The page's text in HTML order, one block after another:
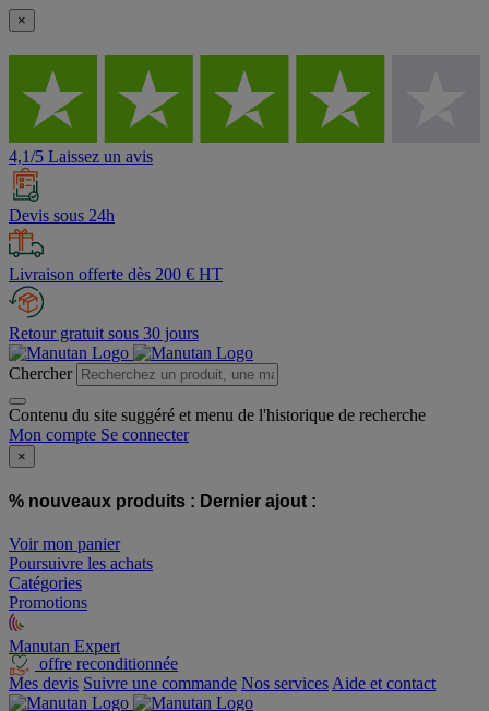
×
4,1/5 Laissez un avis
Devis sous 24h
Livraison offerte dès 200 € HT
Retour gratuit sous 30 jours
Chercher
Contenu du site suggéré et menu de l'historique de recherche
Mon compte Se connecter
×
% nouveaux produits : Dernier ajout :
Voir mon panier
Poursuivre les achats
Catégories
Promotions
Manutan Expert
offre reconditionnée
Mes devis Suivre une commande Nos services Aide et contact